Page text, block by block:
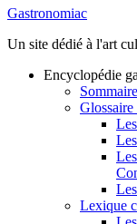
Gastronomiac
Un site dédié à l'art
Encyclopédie
Glossaire
Lexique